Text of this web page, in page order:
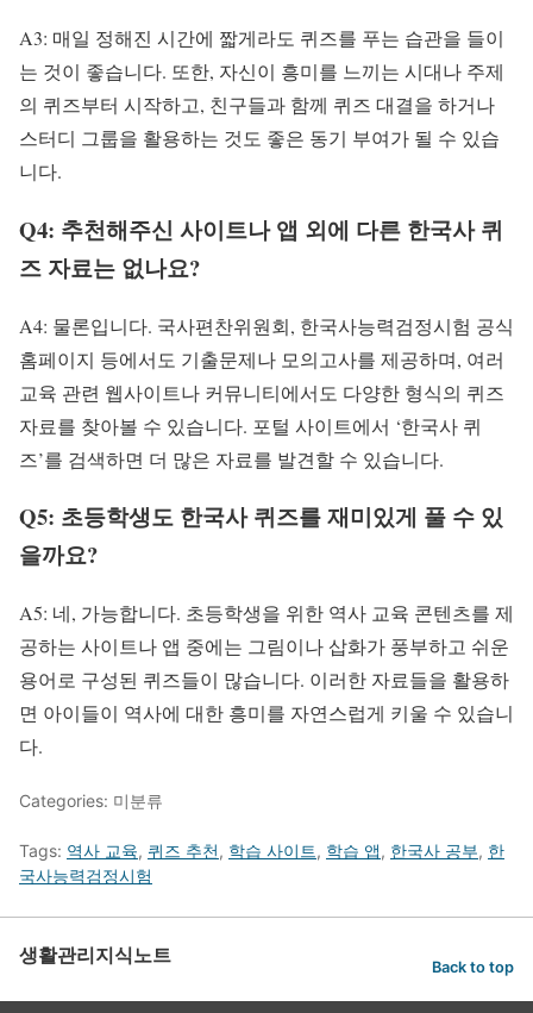
A3: 매일 정해진 시간에 짧게라도 퀴즈를 푸는 습관을 들이
는 것이 좋습니다. 또한, 자신이 흥미를 느끼는 시대나 주제
의 퀴즈부터 시작하고, 친구들과 함께 퀴즈 대결을 하거나
스터디 그룹을 활용하는 것도 좋은 동기 부여가 될 수 있습
니다.
Q4: 추천해주신 사이트나 앱 외에 다른 한국사 퀴
즈 자료는 없나요?
A4: 물론입니다. 국사편찬위원회, 한국사능력검정시험 공식
홈페이지 등에서도 기출문제나 모의고사를 제공하며, 여러
교육 관련 웹사이트나 커뮤니티에서도 다양한 형식의 퀴즈
자료를 찾아볼 수 있습니다. 포털 사이트에서 ‘한국사 퀴
즈’를 검색하면 더 많은 자료를 발견할 수 있습니다.
Q5: 초등학생도 한국사 퀴즈를 재미있게 풀 수 있
을까요?
A5: 네, 가능합니다. 초등학생을 위한 역사 교육 콘텐츠를 제
공하는 사이트나 앱 중에는 그림이나 삽화가 풍부하고 쉬운
용어로 구성된 퀴즈들이 많습니다. 이러한 자료들을 활용하
면 아이들이 역사에 대한 흥미를 자연스럽게 키울 수 있습니
다.
Categories: 미분류
Tags: 역사 교육, 퀴즈 추천, 학습 사이트, 학습 앱, 한국사 공부, 한
국사능력검정시험
생활관리지식노트 Back to top